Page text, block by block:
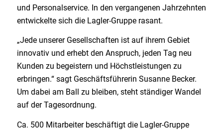
und Personalservice. In den vergangenen Jahrzehnten
entwickelte sich die Lagler-Gruppe rasant.
„Jede unserer Gesellschaften ist auf ihrem Gebiet
innovativ und erhebt den Anspruch, jeden Tag neu
Kunden zu begeistern und Höchstleistungen zu
erbringen.“ sagt Geschäftsführerin Susanne Becker.
Um dabei am Ball zu bleiben, steht ständiger Wandel
auf der Tagesordnung.
Ca. 500 Mitarbeiter beschäftigt die Lagler-Gruppe